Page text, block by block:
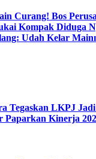
Curang! Bos
Kompak Diduga
Udah Kelar
Tegaskan LKPJ
Paparkan Kinerja